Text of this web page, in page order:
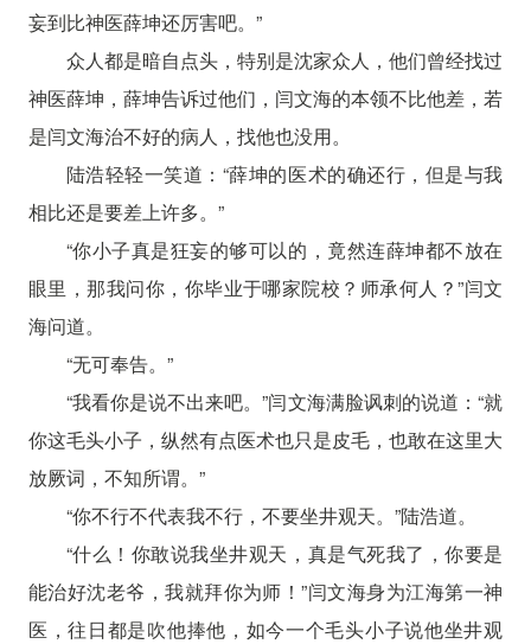
妄到比神医薛坤还厉害吧。”
众人都是暗自点头，特别是沈家众人，他们曾经找过
神医薛坤，薛坤告诉过他们，闫文海的本领不比他差，若
是闫文海治不好的病人，找他也没用。
陆浩轻轻一笑道：“薛坤的医术的确还行，但是与我
相比还是要差上许多。”
“你小子真是狂妄的够可以的，竟然连薛坤都不放在
眼里，那我问你，你毕业于哪家院校？师承何人？”闫文
海问道。
“无可奉告。”
“我看你是说不出来吧。”闫文海满脸讽刺的说道：“就
你这毛头小子，纵然有点医术也只是皮毛，也敢在这里大
放厥词，不知所谓。”
“你不行不代表我不行，不要坐井观天。”陆浩道。
“什么！你敢说我坐井观天，真是气死我了，你要是
能治好沈老爷，我就拜你为师！”闫文海身为江海第一神
医，往日都是吹他捧他，如今一个毛头小子说他坐井观